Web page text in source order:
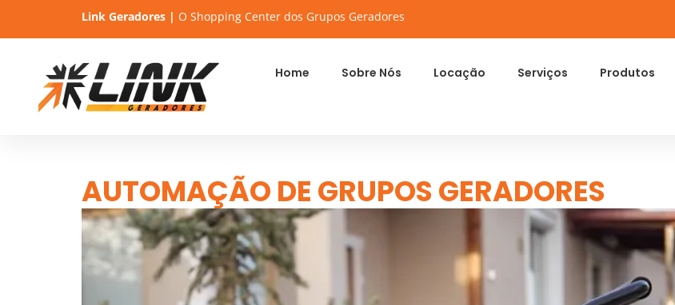
Link Geradores | O Shopping Center dos Grupos Geradores
Home Sobre Nós Locação Serviços Produtos
AUTOMAÇÃO DE GRUPOS GERADORES